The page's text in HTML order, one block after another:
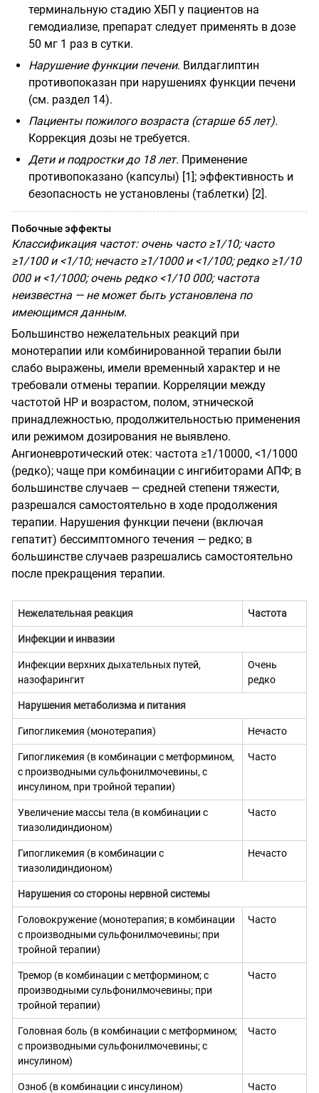
терминальную стадию ХБП у пациентов на
гемодиализе, препарат следует применять в дозе
50 мг 1 раз в сутки.
Нарушение функции печени. Вилдаглиптин
противопоказан при нарушениях функции печени
(см. раздел 14).
Пациенты пожилого возраста (старше 65 лет).
Коррекция дозы не требуется.
Дети и подростки до 18 лет. Применение
противопоказано (капсулы) [1]; эффективность и
безопасность не установлены (таблетки) [2].
Побочные эффекты
Классификация частот: очень часто ≥1/10; часто
≥1/100 и <1/10; нечасто ≥1/1000 и <1/100; редко ≥1/10
000 и <1/1000; очень редко <1/10 000; частота
неизвестна — не может быть установлена по
имеющимся данным.
Большинство нежелательных реакций при
монотерапии или комбинированной терапии были
слабо выражены, имели временный характер и не
требовали отмены терапии. Корреляции между
частотой НР и возрастом, полом, этнической
принадлежностью, продолжительностью применения
или режимом дозирования не выявлено.
Ангионевротический отек: частота ≥1/10000, <1/1000
(редко); чаще при комбинации с ингибиторами АПФ; в
большинстве случаев — средней степени тяжести,
разрешался самостоятельно в ходе продолжения
терапии. Нарушения функции печени (включая
гепатит) бессимптомного течения — редко; в
большинстве случаев разрешались самостоятельно
после прекращения терапии.
Нежелательная реакция Частота
Инфекции и инвазии
Инфекции верхних дыхательных путей,
назофарингит
Очень
редко
Нарушения метаболизма и питания
Гипогликемия (монотерапия) Нечасто
Гипогликемия (в комбинации с метформином,
с производными сульфонилмочевины, с
инсулином, при тройной терапии)
Часто
Увеличение массы тела (в комбинации с
тиазолидиндионом)
Часто
Гипогликемия (в комбинации с
тиазолидиндионом)
Нечасто
Нарушения со стороны нервной системы
Головокружение (монотерапия; в комбинации
с производными сульфонилмочевины; при
тройной терапии)
Часто
Тремор (в комбинации с метформином; с
производными сульфонилмочевины; при
тройной терапии)
Часто
Головная боль (в комбинации с метформином;
с производными сульфонилмочевины; с
инсулином)
Часто
Озноб (в комбинации с инсулином) Часто